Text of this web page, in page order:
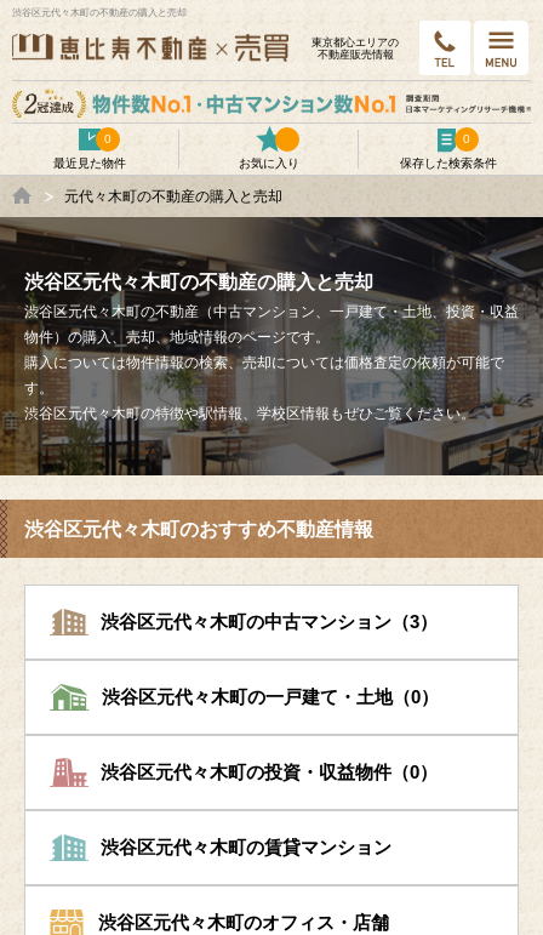
渋谷区元代々木町の不動産の購入と売却
東京都⼼エリアの
不動産販売情報
最近見た物件
0
お気に入り
保存した検索条件
0
元代々木町の不動産の購入と売却
渋谷区元代々木町の不動産の購入と売却
渋谷区元代々木町の不動産（中古マンション、一戸建て・土地、投資・収益
物件）の購入、売却、地域情報のページです。
購入については物件情報の検索、売却については価格査定の依頼が可能で
す。
渋谷区元代々木町の特徴や駅情報、学校区情報もぜひご覧ください。
渋谷区元代々木町のおすすめ不動産情報
渋谷区元代々木町の中古マンション（3）
渋谷区元代々木町の一戸建て・土地（0）
渋谷区元代々木町の投資・収益物件（0）
渋谷区元代々木町の賃貸マンション
渋谷区元代々木町のオフィス・店舗